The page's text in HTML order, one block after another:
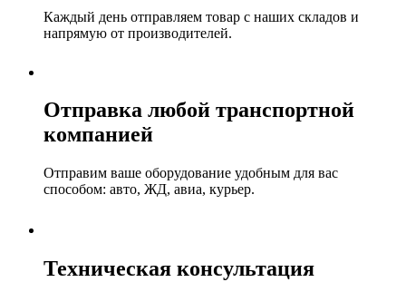
Каждый день отправляем товар с наших складов и
напрямую от производителей.
Отправка любой транспортной
компанией
Отправим ваше оборудование удобным для вас
способом: авто, ЖД, авиа, курьер.
Техническая консультация